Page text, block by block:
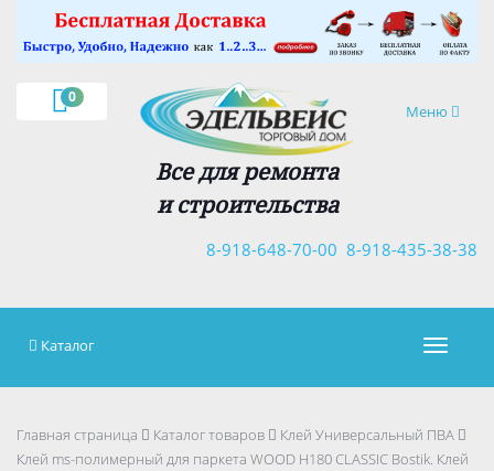
0
Навигация
Меню
Все для ремонта
и строительства
8-918-435-38-38
8-918-648-70-00
×
Каталог
Главная страница Каталог товаров
Клей Универсальный ПВА
Клей ms-полимерный для паркета WOOD H180 CLASSIC Bostik. Клей